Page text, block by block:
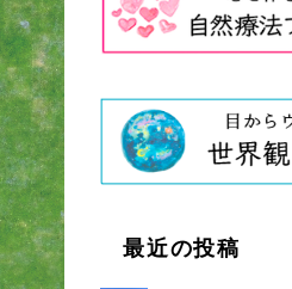
最近の投稿